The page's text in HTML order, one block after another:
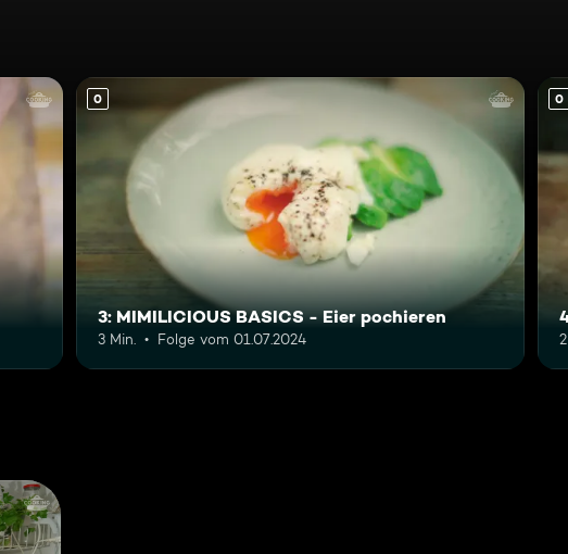
0
3: MIMILICIOUS BASICS - Eier pochieren
3 Min. Folge vom 01.07.2024
0